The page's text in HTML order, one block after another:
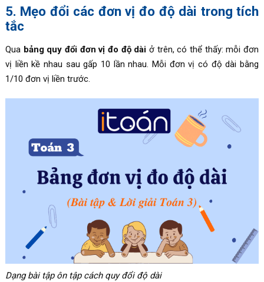
5. Mẹo đổi các đơn vị đo độ dài trong tích
tắc
Qua bảng quy đổi đơn vị đo độ dài ở trên, có thể thấy: mỗi đơn
vị liền kề nhau sau gấp 10 lần nhau. Mỗi đơn vị có độ dài bằng
1/10 đơn vị liền trước.
Dạng bài tập ôn tập cách quy đổi độ dài